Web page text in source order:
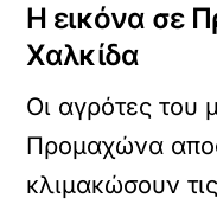
Η εικόνα σε
Χαλκίδα
Οι αγρότες του
Προμαχώνα
κλιμακώσουν